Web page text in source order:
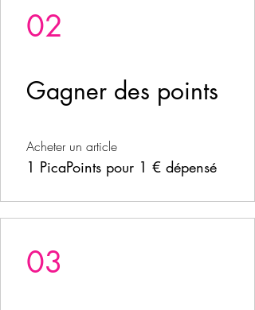
02
Gagner des points
Acheter un article
1 PicaPoints pour 1 € dépensé
03